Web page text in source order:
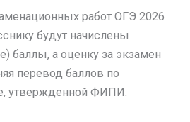
работ ОГЭ 2026
будут начислены
баллы, а оценку за экзамен
перевод баллов по
утвержденной ФИПИ.